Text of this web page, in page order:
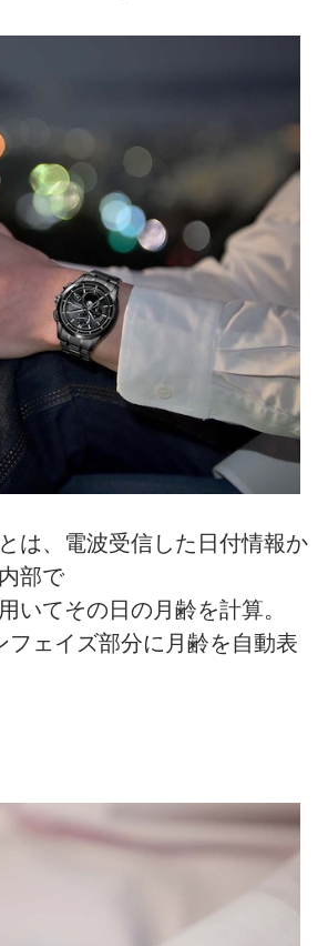
は、電波受信した日付情報か
部で
いてその日の月齢を計算。
フェイズ部分に月齢を自動表